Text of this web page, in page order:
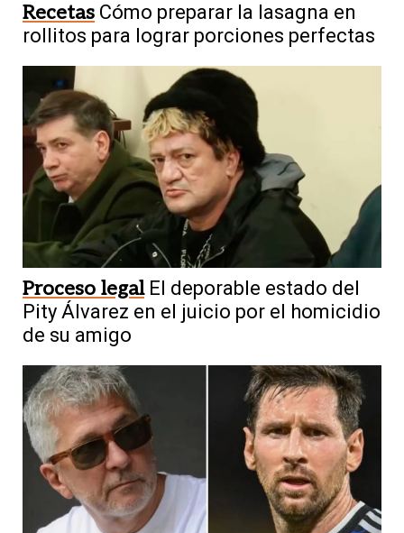
Recetas Cómo preparar la lasagna en
rollitos para lograr porciones perfectas
Proceso legal El deporable estado del
Pity Álvarez en el juicio por el homicidio
de su amigo